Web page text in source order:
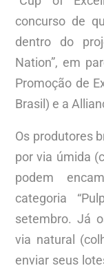
concurso de
dentro do
Nation”, em
Promoção de
Brasil) e a
Os produtores
por via úmida
podem
categoria
setembro. Já
via natural
enviar seus